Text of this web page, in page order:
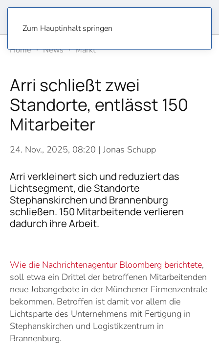
Zum Hauptinhalt springen
Home
News Markt
Arri schließt zwei
Standorte, entlässt 150
Mitarbeiter
24. Nov., 2025, 08:20 | Jonas Schupp
Arri verkleinert sich und reduziert das
Lichtsegment, die Standorte
Stephanskirchen und Brannenburg
schließen. 150 Mitarbeitende verlieren
dadurch ihre Arbeit.
Wie die Nachrichtenagentur Bloomberg berichtete,
soll etwa ein Drittel der betroffenen Mitarbeitenden
neue Jobangebote in der Münchener Firmenzentrale
bekommen. Betroffen ist damit vor allem die
Lichtsparte des Unternehmens mit Fertigung in
Stephanskirchen und Logistikzentrum in
Brannenburg.